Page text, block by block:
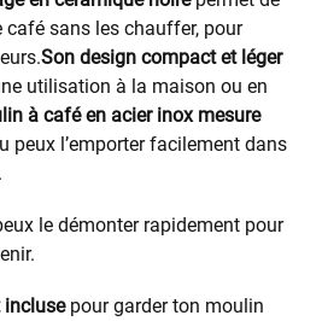
café sans les chauffer, pour
Son design compact et léger
utilisation à la maison ou en
à café en acier inox mesure
peux l’emporter facilement dans
le démonter rapidement pour
inclusepour garder ton moulin